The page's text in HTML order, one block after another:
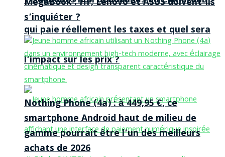
qui paie réellement les taxes et quel sera
l’impact sur les prix ?
MegaBook : HP, Lenovo et ASUS doivent-ils
s’inquiéter ?
Nothing Phone (4a) : à 449,95 €, ce
smartphone Android haut de milieu de
gamme pourrait être l’un des meilleurs
achats de 2026